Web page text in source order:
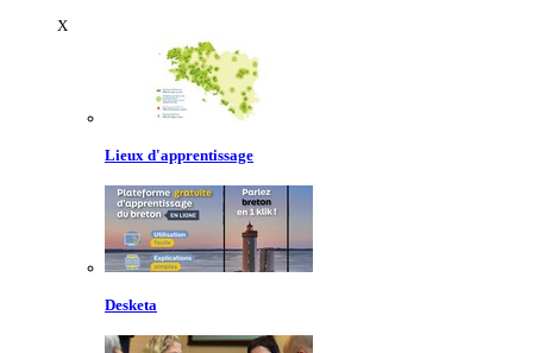
X
Lieux d'apprentissage
Desketa